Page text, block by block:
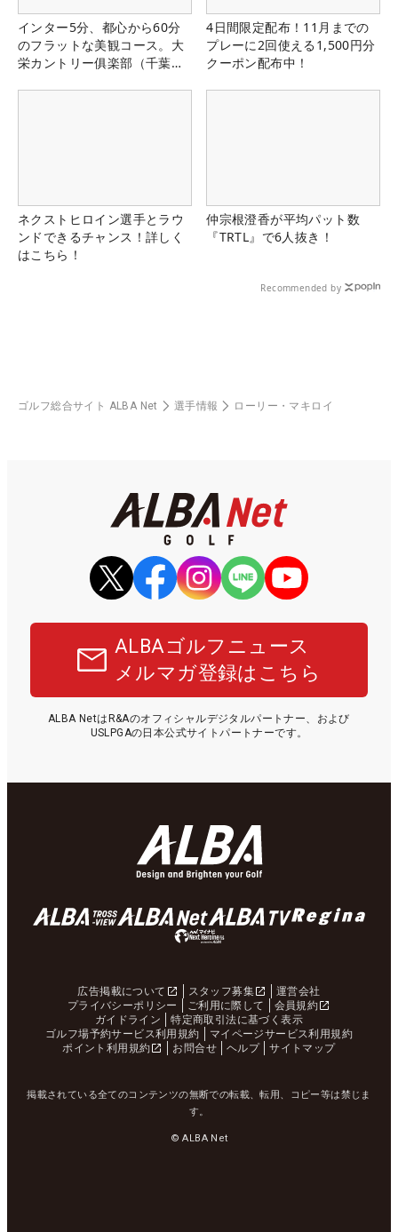
インター5分、都心から60分
のフラットな美観コース。大
栄カントリー俱楽部（千葉
4日間限定配布！11月までの
プレーに2回使える1,500円分
クーポン配布中！
ネクストヒロイン選手とラウ
ンドできるチャンス！詳しく
はこちら！
仲宗根澄香が平均パット数
『TRTL』で6人抜き！
Recommended by
ゴルフ総合サイト ALBA Net 選手情報 ローリー・マキロイ
ALBAゴルフニュース
メルマガ登録はこちら
ALBA NetはR&Aのオフィシャルデジタルパートナー、および
USLPGAの日本公式サイトパートナーです。
広告掲載について スタッフ募集
運営会社
プライバシーポリシー
ご利用に際して
会員規約
ガイドライン
特定商取引法に基づく表示
ゴルフ場予約サービス利用規約
マイページサービス利用規約
ポイント利用規約
お問合せ ヘルプ サイトマップ
掲載されている全てのコンテンツの無断での転載、転用、コピー等は禁じま
す。
© ALBA Net